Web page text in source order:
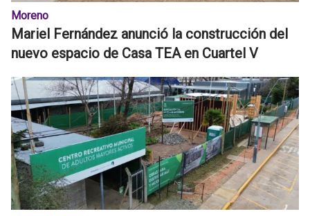
Moreno
Mariel Fernández anunció la construcción del
nuevo espacio de Casa TEA en Cuartel V